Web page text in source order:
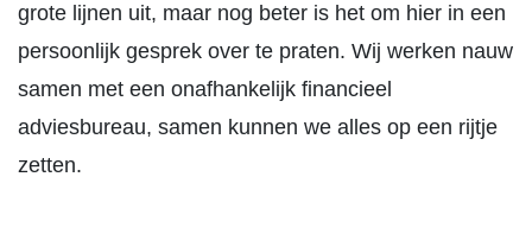
grote lijnen uit, maar nog beter is het om hier in een
persoonlijk gesprek over te praten. Wij werken nauw
samen met een onafhankelijk financieel
adviesbureau, samen kunnen we alles op een rijtje
zetten.